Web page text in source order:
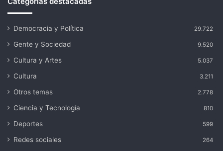
Democracia y Política 29.722
Gente y Sociedad 9.520
Cultura y Artes 5.037
Cultura 3.211
Otros temas 2.778
Ciencia y Tecnología 810
Deportes 599
Redes sociales 264